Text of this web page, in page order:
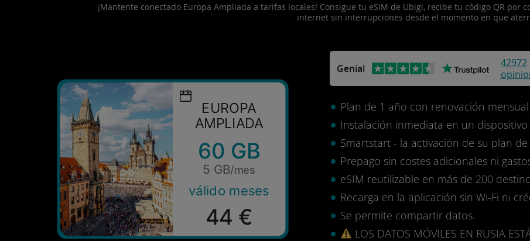
¡Mantente conectado Europa Ampliada a tarifas locales! Consigue tu eSIM de Ubigi, recibe tu código QR
internet sin interrupciones desde el momento en que
EUROPA
AMPLIADA
60 GB
5 GB/mes
válido meses
44 €
Genial
42972
Plan de 1 año con renovación
Instalación inmediata en un
Smartstart - la activación de su plan
Prepago sin costes adicionales ni
eSIM reutilizable en más de 200
Recarga en la aplicación sin Wi-Fi ni
Se permite compartir datos.
LOS DATOS MÓVILES EN RUSIA